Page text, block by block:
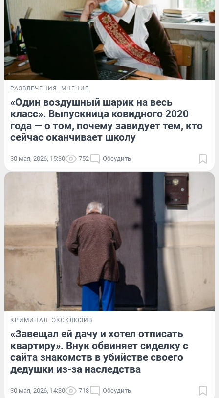
РАЗВЛЕЧЕНИЯ МНЕНИЕ
«Один воздушный шарик на весь
класс». Выпускница ковидного 2020
года — о том, почему завидует тем, кто
сейчас оканчивает школу
30 мая, 2026, 15:30 752 Обсудить
КРИМИНАЛ ЭКСКЛЮЗИВ
«Завещал ей дачу и хотел отписать
квартиру». Внук обвиняет сиделку с
сайта знакомств в убийстве своего
дедушки из-за наследства
30 мая, 2026, 14:30 718 Обсудить